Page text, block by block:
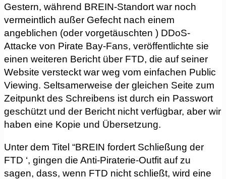
Gestern, während BREIN-Standort war noch
vermeintlich außer Gefecht nach einem
angeblichen (oder vorgetäuschten ) DDoS-
Attacke von Pirate Bay-Fans, veröffentlichte sie
einen weiteren Bericht über FTD, die auf seiner
Website versteckt war weg vom einfachen Public
Viewing. Seltsamerweise der gleichen Seite zum
Zeitpunkt des Schreibens ist durch ein Passwort
geschützt und der Bericht nicht verfügbar, aber wir
haben eine Kopie und Übersetzung.
Unter dem Titel “BREIN fordert Schließung der
FTD ‘, gingen die Anti-Piraterie-Outfit auf zu
sagen, dass, wenn FTD nicht schließt, wird eine